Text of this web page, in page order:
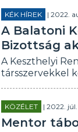
KÉK HÍREK | 2022.
A Balatoni
Bizottság
A Keszthelyi
társszervekkel
KÖZÉLET | 2022.
Mentor